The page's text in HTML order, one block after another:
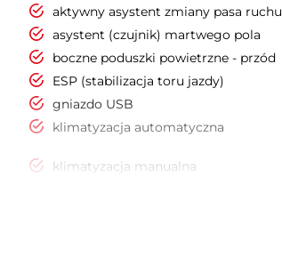
aktywny asystent zmiany pasa ruchu
asystent (czujnik) martwego pola
boczne poduszki powietrzne - przód
ESP (stabilizacja toru jazdy)
gniazdo USB
klimatyzacja automatyczna
klimatyzacja manualna